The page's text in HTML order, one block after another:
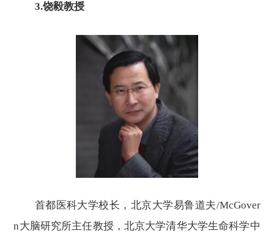
3.饶毅教授
首都医科大学校长，北京大学易鲁道夫/McGover
n大脑研究所主任教授，北京大学清华大学生命科学中